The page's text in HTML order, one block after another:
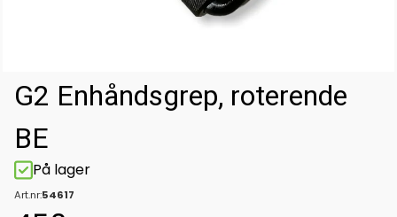
G2 Enhåndsgrep, roterende
BE
På lager
Art.nr:54617